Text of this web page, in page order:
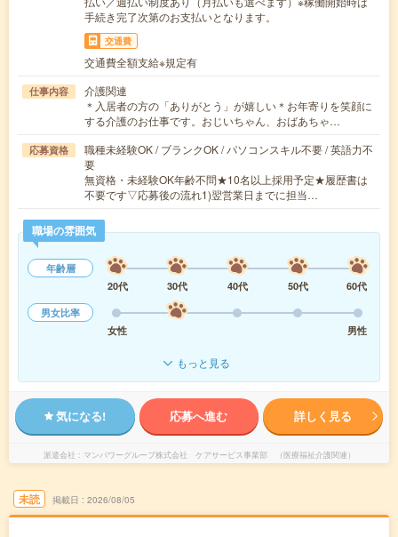
手続き完了次第のお支払いとなります。
交通費
交通費全額支給※規定有
仕事内容
介護関連
＊入居者の方の「ありがとう」が嬉しい＊お年寄りを笑顔に
する介護のお仕事です。おじいちゃん、おばあちゃ…
応募資格
職種未経験OK / ブランクOK / パソコンスキル不要 / 英語力不
要
無資格・未経験OK年齢不問★10名以上採用予定★履歴書は
不要です▽応募後の流れ1)翌営業日までに担当…
職場の雰囲気
年齢層
20代
30代 40代 50代
60代
男女比率
女性
男性
もっと見る
気になる! 応募へ進む 詳しく見る
派遣会社 マンパワーグループ株式会社 ケアサービス事業部 （医療福祉介護関連）
未読 掲載日 2026/08/05